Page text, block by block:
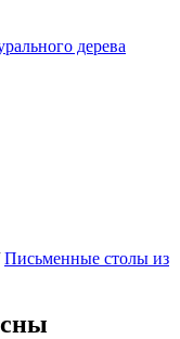
дерева
Письменные столы из